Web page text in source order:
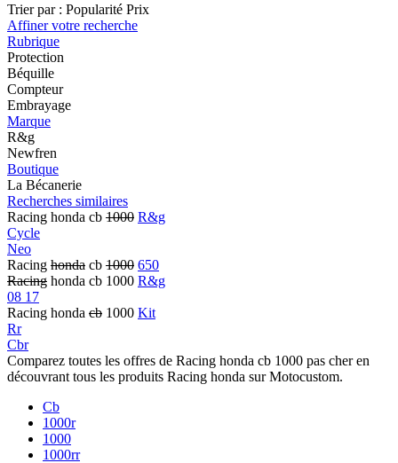
Trier par : Popularité Prix
Affiner votre recherche
Rubrique
Protection
Béquille
Compteur
Embrayage
Marque
R&g
Newfren
Boutique
La Bécanerie
Recherches similaires
Racing honda cb 1000 R&g
Cycle
Neo
Racing honda cb 1000 650
Racing honda cb 1000 R&g
08 17
Racing honda cb 1000 Kit
Rr
Cbr
Comparez toutes les offres de Racing honda cb 1000 pas cher en
découvrant tous les produits Racing honda sur Motocustom.
Cb
1000r
1000
1000rr